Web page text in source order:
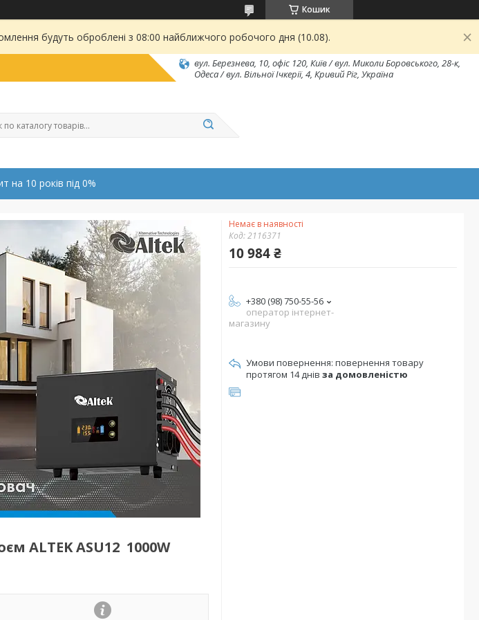
Кошик
будуть оброблені з 08:00 найближчого робочого дня (10.08).
вул. Березнева, 10, офіс 120, Київ / вул. Миколи Боровського, 28-к,
Одеса / вул. Вільної Ічкерії, 4, Кривий Ріг, Україна
на 10 років під 0%
ALTEK ASU12 1000W
Немає в наявності
Код:2116371
10 984 ₴
+380 (98) 750-55-56
оператор інтернет-
магазину
повернення товару
протягом 14 днів за домовленістю